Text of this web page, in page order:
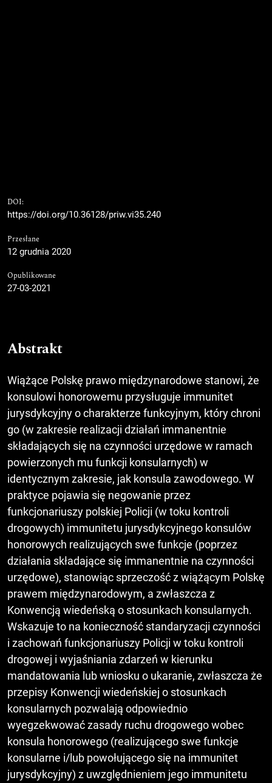
DOI:
https://doi.org/10.36128/priw.vi35.240
Przesłane
12 grudnia 2020
Opublikowane
27-03-2021
Abstrakt
Wiążące Polskę prawo międzynarodowe stanowi, że
konsulowi honorowemu przysługuje immunitet
jurysdykcyjny o charakterze funkcyjnym, który chroni
go (w zakresie realizacji działań immanentnie
składających się na czynności urzędowe w ramach
powierzonych mu funkcji konsularnych) w
identycznym zakresie, jak konsula zawodowego. W
praktyce pojawia się negowanie przez
funkcjonariuszy polskiej Policji (w toku kontroli
drogowych) immunitetu jurysdykcyjnego konsulów
honorowych realizujących swe funkcje (poprzez
działania składające się immanentnie na czynności
urzędowe), stanowiąc sprzeczość z wiążącym Polskę
prawem międzynarodowym, a zwłaszcza z
Konwencją wiedeńską o stosunkach konsularnych.
Wskazuje to na konieczność standaryzacji czynności
i zachowań funkcjonariuszy Policji w toku kontroli
drogowej i wyjaśniania zdarzeń w kierunku
mandatowania lub wniosku o ukaranie, zwłaszcza że
przepisy Konwencji wiedeńskiej o stosunkach
konsularnych pozwalają odpowiednio
wyegzekwować zasady ruchu drogowego wobec
konsula honorowego (realizującego swe funkcje
konsularne i/lub powołującego się na immunitet
jurysdykcyjny) z uwzględnieniem jego immunitetu